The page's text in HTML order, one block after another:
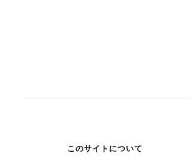
このサイトについて